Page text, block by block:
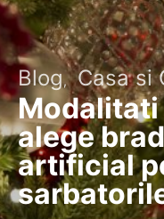
Blog Casa si
alege
artificial